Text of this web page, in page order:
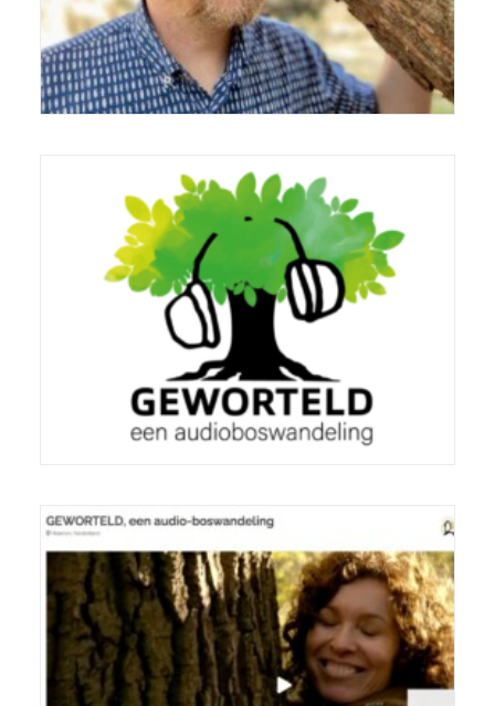
Tijdens festival Cultura Nova 2021 in Heerlen
Crowdfunding-campagne voor
GEWORTELD, een audio-boswandeling.